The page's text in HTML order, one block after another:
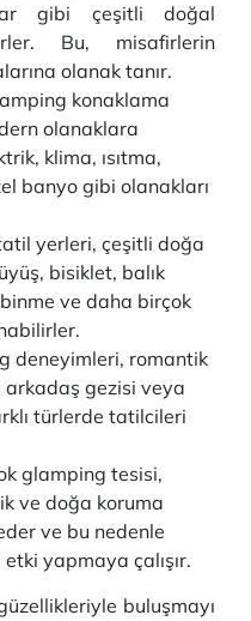
gibi çeşitli doğal
Bu, misafirlerin
olanak tanır.
konaklama
olanaklara
klima, ısıtma,
banyo gibi olanakları
yerleri, çeşitli doğa
bisiklet, balık
ve daha birçok
deneyimleri, romantik
gezisi veya
türlerde tatilcileri
glamping tesisi,
ve doğa koruma
ve bu nedenle
yapmaya çalışır.
buluşmayı